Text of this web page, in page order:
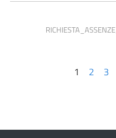
1 2 3